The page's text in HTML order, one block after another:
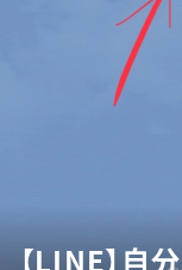
【LINE】自